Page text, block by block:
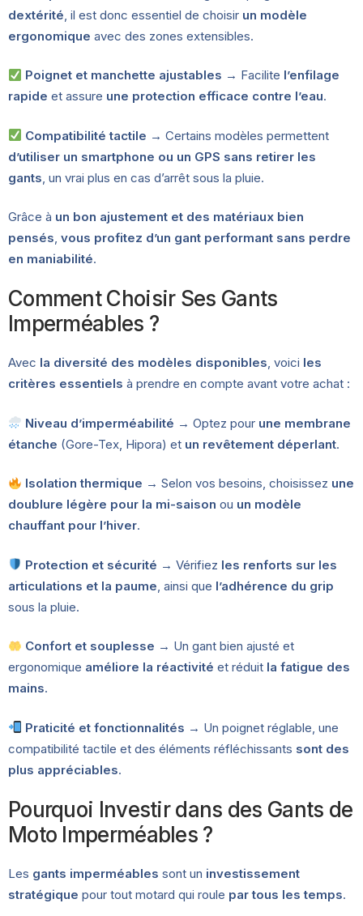
dextérité , il est donc essentiel de choisir un modèle
ergonomique avec des zones extensibles.
Poignet et manchette ajustables → Facilite l’enfilage
rapide et assure une protection efficace contre l’eau.
Compatibilité tactile → Certains modèles permettent
d’utiliser un smartphone ou un GPS sans retirer les
gants , un vrai plus en cas d’arrêt sous la pluie.
Grâce à un bon ajustement et des matériaux bien
pensés, vous profitez d’un gant performant sans perdre
en maniabilité.
Comment Choisir Ses Gants
Imperméables ?
Avec la diversité des modèles disponibles, voici les
critères essentiels à prendre en compte avant votre achat :
Niveau d’imperméabilité → Optez pour une membrane
étanche (Gore-Tex, Hipora) et un revêtement déperlant.
Isolation thermique → Selon vos besoins, choisissez une
doublure légère pour la mi-saison ou un modèle
chauffant pour l’hiver.
Protection et sécurité → Vérifiez les renforts sur les
articulations et la paume , ainsi que l’adhérence du grip
sous la pluie.
Confort et souplesse → Un gant bien ajusté et
ergonomique améliore la réactivité et réduit la fatigue des
mains.
Praticité et fonctionnalités → Un poignet réglable, une
compatibilité tactile et des éléments réfléchissants sont des
plus appréciables.
Pourquoi Investir dans des Gants de
Moto Imperméables ?
Les gants imperméables sont un investissement
stratégique pour tout motard qui roule par tous les temps.